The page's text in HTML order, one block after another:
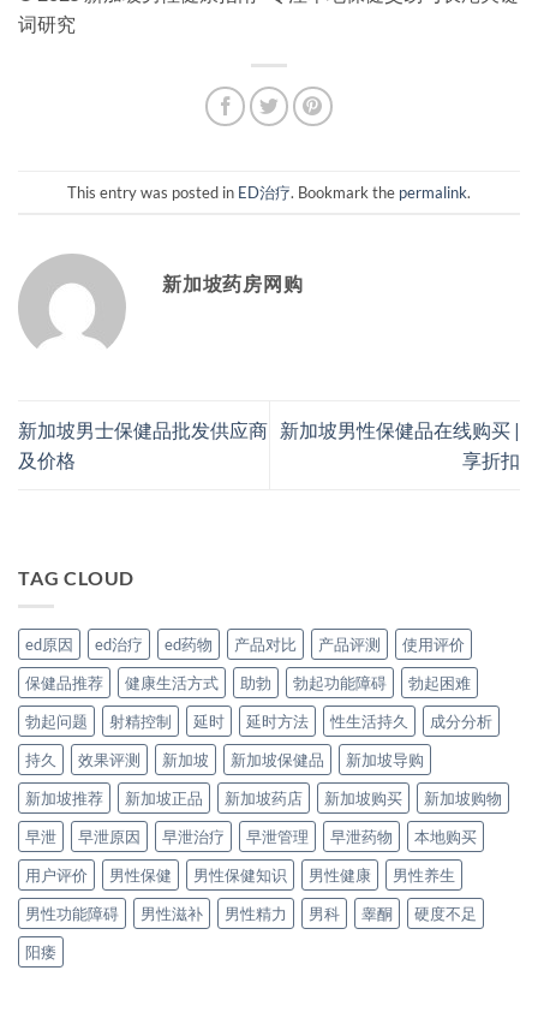
词研究
This entry was posted in ED治疗. Bookmark the permalink.
新加坡药房网购
新加坡男士保健品批发供应商
及价格
新加坡男性保健品在线购买 |
享折扣
TAG CLOUD
ed原因 ed治疗 ed药物 产品对比 产品评测
使用评价
保健品推荐
健康生活方式 助勃 勃起功能障碍
勃起困难
勃起问题
射精控制 延时 延时方法 性生活持久
成分分析
持久
效果评测 新加坡 新加坡保健品
新加坡导购
新加坡推荐
新加坡正品 新加坡药店 新加坡购买
新加坡购物
早泄
早泄原因 早泄治疗 早泄管理 早泄药物
本地购买
用户评价
男性保健 男性保健知识 男性健康
男性养生
男性功能障碍
男性滋补 男性精力 男科 睾酮
硬度不足
阳痿